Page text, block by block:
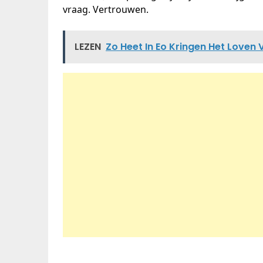
vraag. Vertrouwen.
LEZEN Zo Heet In Eo Kringen Het Loven